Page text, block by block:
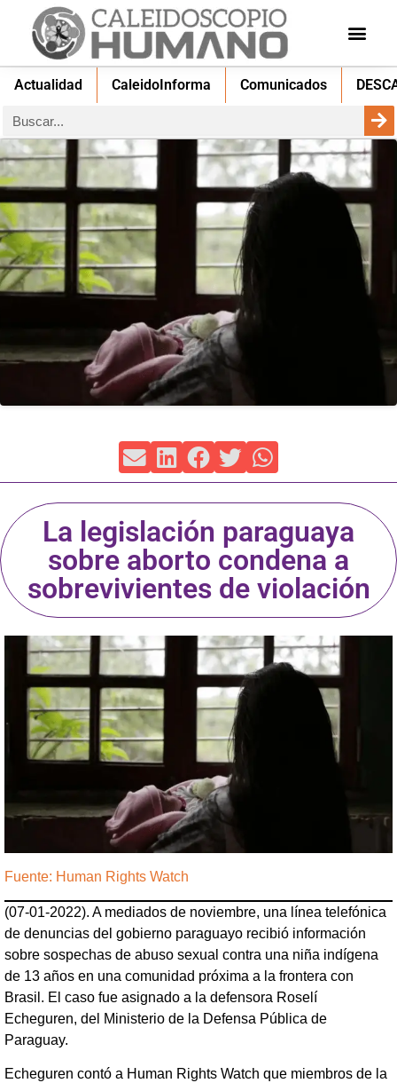
Actualidad CaleidoInforma Comunicados
La legislación paraguaya
sobre aborto condena a
sobrevivientes de violación
Fuente: Human Rights Watch
(07-01-2022). A mediados de noviembre, una línea telefónica
de denuncias del gobierno paraguayo recibió información
sobre sospechas de abuso sexual contra una niña indígena
de 13 años en una comunidad próxima a la frontera con
Brasil. El caso fue asignado a la defensora Roselí
Echeguren, del Ministerio de la Defensa Pública de
Paraguay.
Echeguren contó a Human Rights Watch que miembros de la